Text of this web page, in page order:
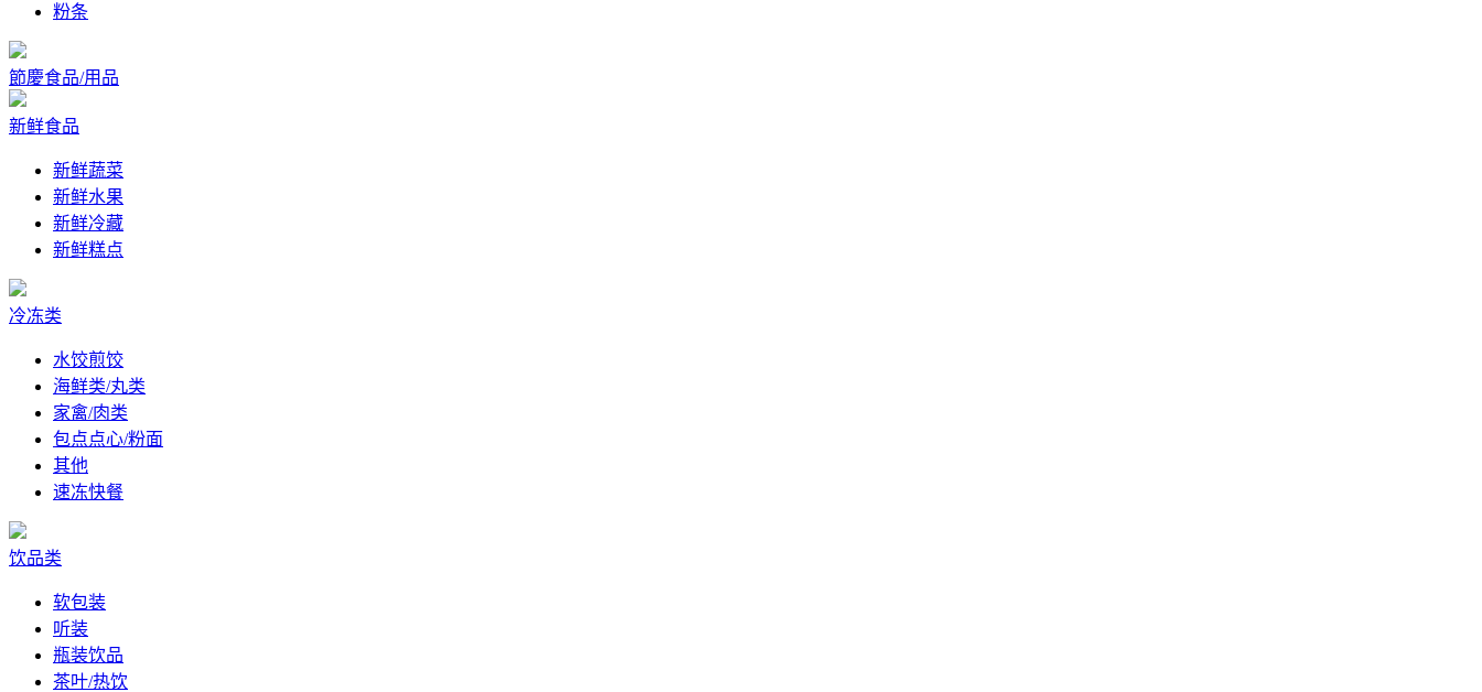
粉条
節慶食品/用品
新鲜食品
新鲜蔬菜
新鲜水果
新鲜冷藏
新鲜糕点
冷冻类
水饺煎饺
海鲜类/丸类
家禽/肉类
包点点心/粉面
其他
速冻快餐
饮品类
软包装
听装
瓶装饮品
茶叶/热饮